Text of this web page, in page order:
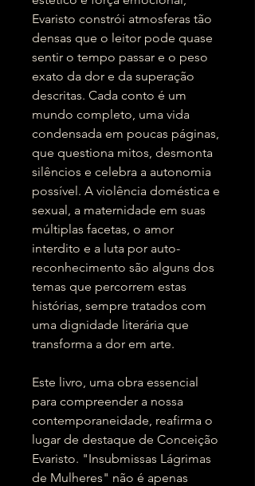
Evaristo constrói atmosferas tão
densas que o leitor pode quase
sentir o tempo passar e o peso
exato da dor e da superação
descritas. Cada conto é um
mundo completo, uma vida
condensada em poucas páginas,
que questiona mitos, desmonta
silêncios e celebra a autonomia
possível. A violência doméstica e
sexual, a maternidade em suas
múltiplas facetas, o amor
interdito e a luta por auto-
reconhecimento são alguns dos
temas que percorrem estas
histórias, sempre tratados com
uma dignidade literária que
transforma a dor em arte.
Este livro, uma obra essencial
para compreender a nossa
contemporaneidade, reafirma o
lugar de destaque de Conceição
Evaristo. "Insubmissas Lágrimas
de Mulheres" não é apenas